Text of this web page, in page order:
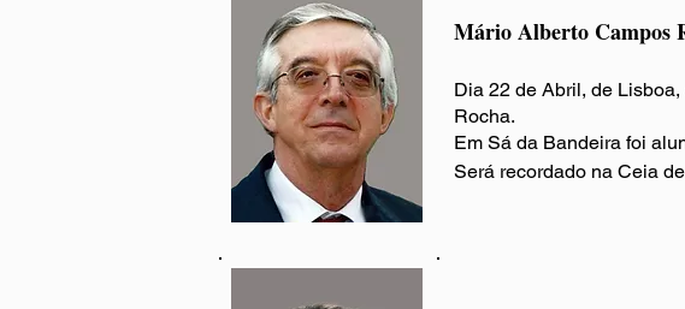
Mário Alberto Campos
Dia 22 de Abril, de
Rocha.
Em Sá da Bandeira foi
Será recordado na Ceia